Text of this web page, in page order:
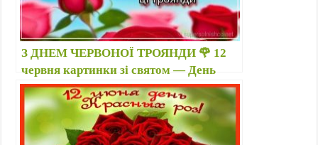
З ДНЕМ ЧЕРВОНОЇ ТРОЯНДИ 🌹 12
червня картинки зі святом — День
троянд поздоровлення — Листівки з
трояндами красиві з написом